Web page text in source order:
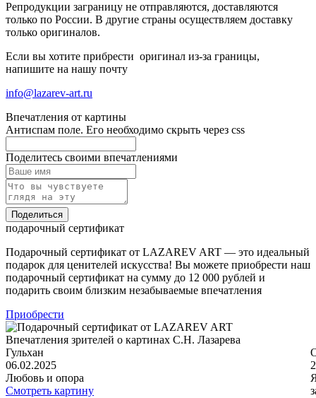
Репродукции заграницу не отправляются, доставляются
только по России. В другие страны осуществляем доставку
только оригиналов.
Если вы хотите прибрести оригинал из-за границы,
напишите на нашу почту
info@lazarev-art.ru
Впечатления от картины
Антиспам поле. Его необходимо скрыть через css
Поделитесь своими впечатлениями
Поделиться
подарочный сертификат
Подарочный сертификат от LAZAREV ART — это идеальный
подарок для ценителей искусства! Вы можете приобрести наш
подарочный сертификат на сумму до 12 000 рублей и
подарить своим близким незабываемые впечатления
Приобрести
Впечатления зрителей о картинах С.Н. Лазарева
Гульхан
06.02.2025
Любовь и опора
Смотреть картину